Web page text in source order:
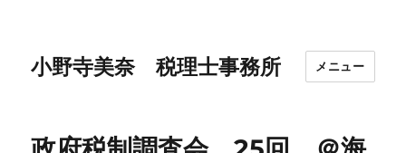
小野寺美奈 税理士事務所 メニュー